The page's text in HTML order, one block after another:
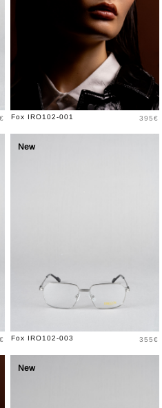
Fox IRO102-001 Prix
395€
New
Fox IRO102-003 Prix
355€
New